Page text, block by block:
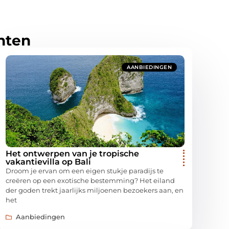
AANBIEDINGEN
Het ontwerpen van je tropische
vakantievilla op Bali
Droom je ervan om een eigen stukje paradijs te
creëren op een exotische bestemming? Het eiland
der goden trekt jaarlijks miljoenen bezoekers aan, en
het
Aanbiedingen